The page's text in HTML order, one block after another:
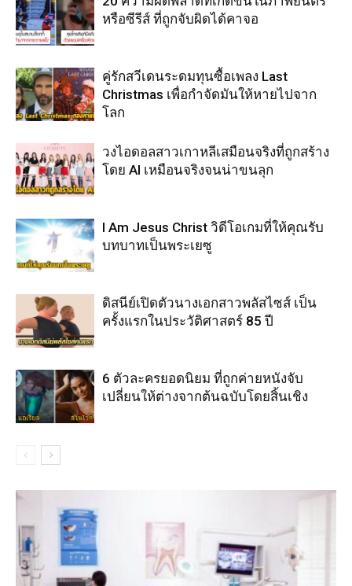
หรือซีรีส์ ที่ถูกจับผิดได้คาจอ
คู่รักสวีเดนระดมทุนซื้อเพลง Last
Christmas เพื่อกำจัดมันให้หายไปจาก
โลก
วงไอดอลสาวเกาหลีเสมือนจริงที่ถูกสร้าง
โดย AI เหมือนจริงจนน่าขนลุก
I Am Jesus Christ วิดีโอเกมที่ให้คุณรับ
บทบาทเป็นพระเยซู
ดิสนีย์เปิดตัวนางเอกสาวพลัสไซส์ เป็น
ครั้งแรกในประวัติศาสตร์ 85 ปี
6 ตัวละครยอดนิยม ที่ถูกค่ายหนังจับ
เปลี่ยนให้ต่างจากต้นฉบับโดยสิ้นเชิง